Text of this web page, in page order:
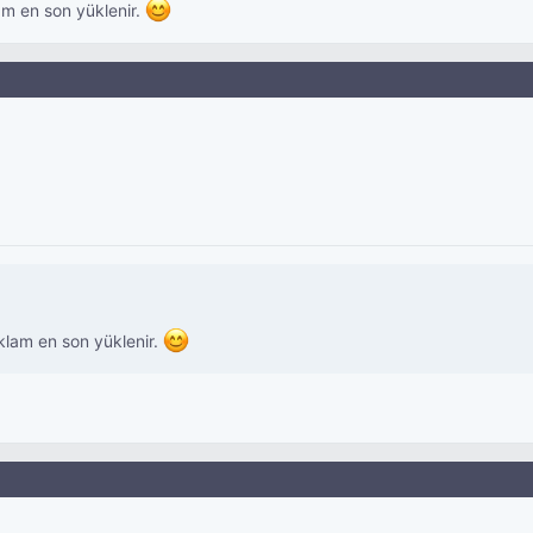
en son yüklenir.
en son yüklenir.